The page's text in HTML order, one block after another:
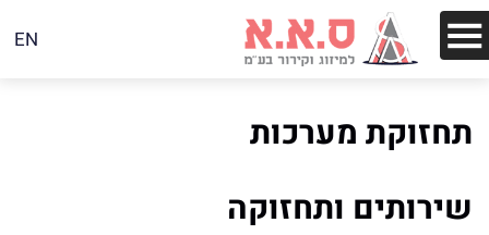
EN
תחזוקת מערכות
שירותים ותחזוקה